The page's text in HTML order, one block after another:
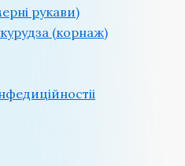
рукави)
(корнаж)